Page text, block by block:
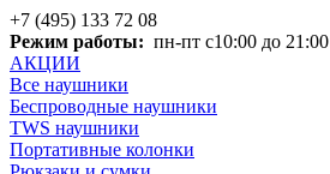
+7 (495) 133 72 08
Режим работы: пн-пт с10:00 до 21:00
АКЦИИ
Все наушники
Беспроводные наушники
TWS наушники
Портативные колонки